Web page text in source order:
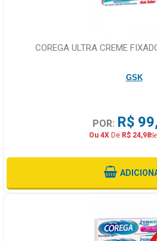
COREGA ULTRA CREME
GSK
POR: R$
Ou 4XDe R$ 24,98